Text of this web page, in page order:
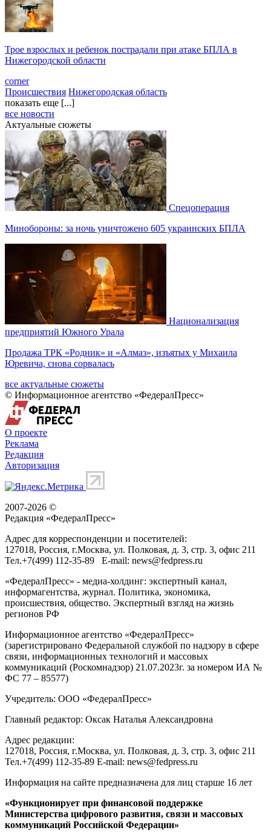
Трое взрослых и ребенок пострадали при атаке БПЛА в
Нижегородской области
corner
Происшествия Нижегородская область
показать еще [...]
все новости
Актуальные сюжеты
Спецоперация
Минобороны: за ночь уничтожено 605 украинских БПЛА
Национализация
предприятий Южного Урала
Продажа ТРК «Родник» и «Алмаз», изъятых у Михаила
Юревича, снова сорвалась
все актуальные сюжеты
© Информационное агентство «ФедералПресс»
О проекте
Реклама
Редакция
Авторизация
2007-2026 ©
Редакция «ФедералПресс»
Адрес для корреспонденции и посетителей:
127018, Россия, г.Москва, ул. Полковая, д. 3, стр. 3, офис 211
Тел.+7(499) 112-35-89 E-mail: news@fedpress.ru
«ФедералПресс» - медиа-холдинг: экспертный канал,
информагентства, журнал. Политика, экономика,
происшествия, общество. Экспертный взгляд на жизнь
регионов РФ
Информационное агентство «ФедералПресс»
(зарегистрировано Федеральной службой по надзору в сфере
связи, информационных технологий и массовых
коммуникаций (Роскомнадзор) 21.07.2023г. за номером ИА №
ФС 77 – 85577)
Учредитель: ООО «ФедералПресс»
Главный редактор: Оксак Наталья Александровна
Адрес редакции:
127018, Россия, г.Москва, ул. Полковая, д. 3, стр. 3, офис 211
Тел.+7(499) 112-35-89 E-mail: news@fedpress.ru
Информация на сайте предназначена для лиц старше 16 лет
«Функционирует при финансовой поддержке
Министерства цифрового развития, связи и массовых
коммуникаций Российской Федерации»